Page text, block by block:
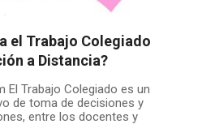
el Trabajo Colegiado
a Distancia?
El Trabajo Colegiado es un
de toma de decisiones y
entre los docentes y